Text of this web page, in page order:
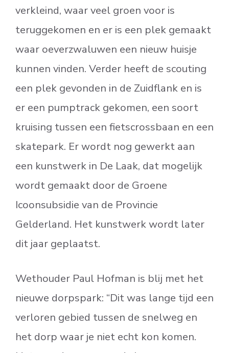
verkleind, waar veel groen voor is
teruggekomen en er is een plek gemaakt
waar oeverzwaluwen een nieuw huisje
kunnen vinden. Verder heeft de scouting
een plek gevonden in de Zuidflank en is
er een pumptrack gekomen, een soort
kruising tussen een fietscrossbaan en een
skatepark. Er wordt nog gewerkt aan
een kunstwerk in De Laak, dat mogelijk
wordt gemaakt door de Groene
Icoonsubsidie van de Provincie
Gelderland. Het kunstwerk wordt later
dit jaar geplaatst.
Wethouder Paul Hofman is blij met het
nieuwe dorpspark: “Dit was lange tijd een
verloren gebied tussen de snelweg en
het dorp waar je niet echt kon komen.